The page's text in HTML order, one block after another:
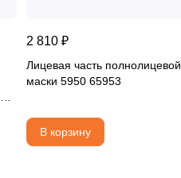
2 810 ₽
Лицевая часть полнолицевой
маски 5950 65953
В корзину